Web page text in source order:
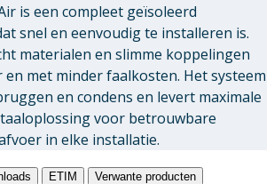
is een compleet geïsoleerd
snel en eenvoudig te installeren is.
materialen en slimme koppelingen
met minder faalkosten. Het systeem
en condens en levert maximale
voor betrouwbare
in elke installatie.
ETIM Verwante producten